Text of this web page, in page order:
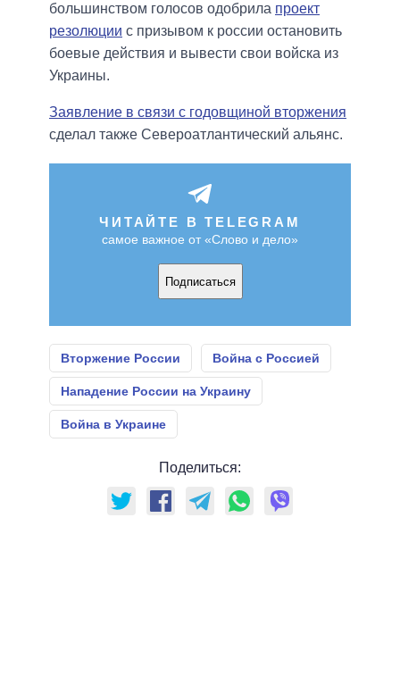
большинством голосов одобрила проект
резолюции с призывом к россии остановить
боевые действия и вывести свои войска из
Украины.
Заявление в связи с годовщиной вторжения
сделал также Североатлантический альянс.
ЧИТАЙТЕ В TELEGRAM
самое важное от «Слово и дело»
Подписаться
Вторжение России Война с Россией
Нападение России на Украину
Война в Украине
Поделиться: